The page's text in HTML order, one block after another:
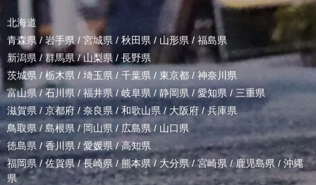
北海道
青森県 / 岩手県/ 宮城県 / 秋田県 / 山形県/ 福島県
新潟県 /群馬県/山梨県 / 長野県
茨城県 / 栃木県 / 埼玉県 / 千葉県 / 東京都 / 神奈川県
富山県 /石川県/福井県/岐阜県 / 静岡県 / 愛知県 / 三重県
滋賀県 / 京都府 / 奈良県 / 和歌山県/ 大阪府 /兵庫県
鳥取県/ 島根県 /岡山県/ 広島県 / 山口県
徳島県 /香川県 / 愛媛県/高知県
福岡県/佐賀県/長崎県 /熊本県/ 大分県/宮崎県 /鹿児島県 / 沖縄
県